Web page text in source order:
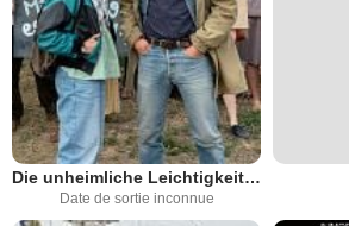
Die unheimliche Leichtigkeit der Revolution
Date de sortie inconnue